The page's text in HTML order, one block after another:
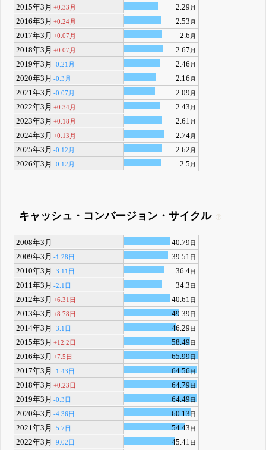
2015年3月 +0.33月 2.29 月
2016年3月 +0.24月 2.53 月
2017年3月 +0.07月 2.6 月
2018年3月 +0.07月 2.67 月
2019年3月 -0.21月 2.46 月
2020年3月 -0.3月 2.16 月
2021年3月 -0.07月 2.09 月
2022年3月 +0.34月 2.43 月
2023年3月 +0.18月 2.61 月
2024年3月 +0.13月 2.74月
2025年3月 -0.12月 2.62 月
2026年3月 -0.12月 2.5 月
キャッシュ・コンバージョン・サイクル
2008年3月 40.79 日
2009年3月 -1.28日 39.51 日
2010年3月 -3.11日 36.4日
2011年3月 -2.1日 34.3 日
2012年3月 +6.31日 40.61 日
2013年3月 +8.78日 49.39 日
2014年3月 -3.1日 46.29 日
2015年3月 +12.2日 58.49 日
2016年3月 +7.5日 65.99 日
2017年3月 -1.43日 64.56 日
2018年3月 +0.23日 64.79 日
2019年3月 -0.3日 64.49 日
2020年3月 -4.36日 60.13 日
2021年3月 -5.7日 54.43 日
2022年3月 -9.02日 45.41 日